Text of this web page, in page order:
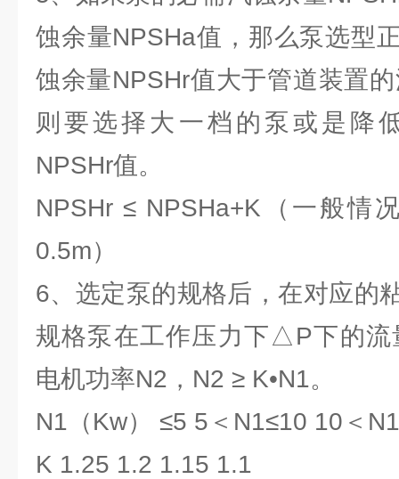
蚀余量NPSHa值，那么泵选型
蚀余量NPSHr值大于管道装置
则要选择大一档的泵或是降
NPSHr值。
NPSHr ≤ NPSHa+K（一般
0.5m）
6、选定泵的规格后，在对应的
规格泵在工作压力下△P下的流
电机功率N2，N2 ≥ K•N1。
N1（Kw） ≤5 5＜N1≤10 10＜
K 1.25 1.2 1.15 1.1